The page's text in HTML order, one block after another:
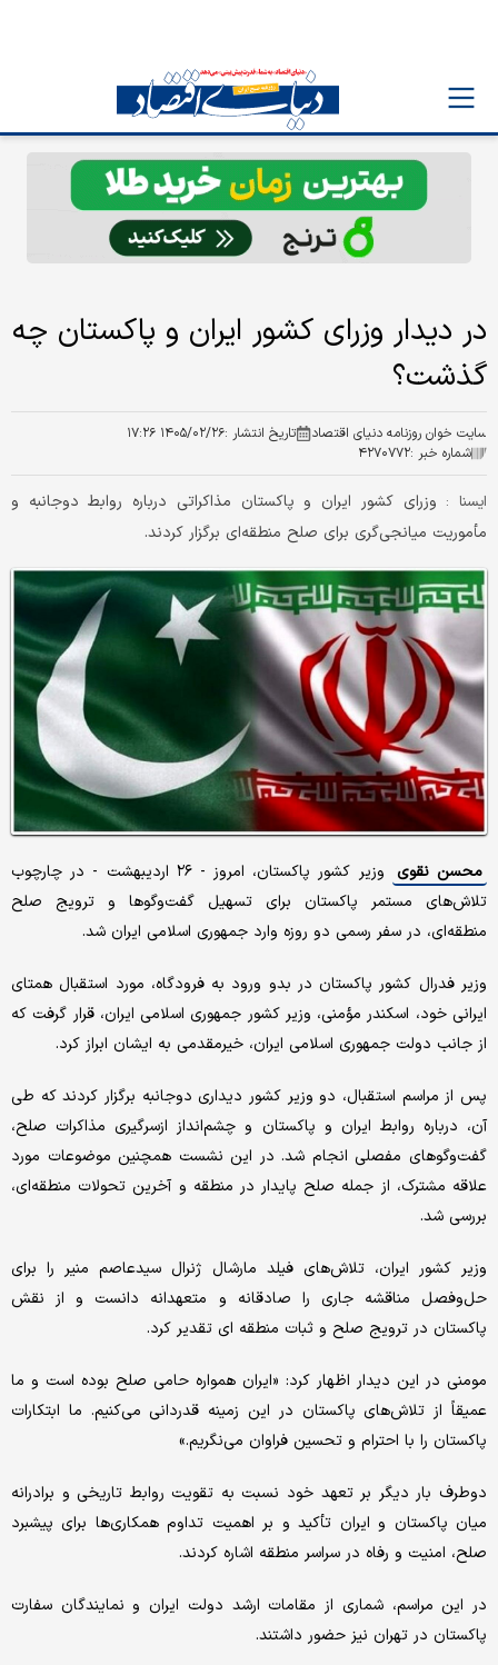
در دیدار وزرای کشور ایران و پاکستان چه
گذشت؟
سایت خوان روزنامه دنیای اقتصاد تاریخ انتشار :۱۴۰۵/۰۲/۲۶ ۱۷:۲۶
شماره خبر :۴۲۷۰۷۷۲
ايسنا : وزرای کشور ایران و پاکستان مذاکراتی درباره روابط دوجانبه و
مأموریت میانجی‌گری برای صلح منطقه‌ای برگزار کردند.
محسن نقوی
وزیر کشور پاکستان، امروز - ۲۶ اردیبهشت - در چارچوب
تلاش‌های مستمر پاکستان برای تسهیل گفت‌وگوها و ترویج صلح
منطقه‌ای، در سفر رسمی دو روزه وارد جمهوری اسلامی ایران شد.
وزیر فدرال کشور پاکستان در بدو ورود به فرودگاه، مورد استقبال همتای
ایرانی خود، اسکندر مؤمنی، وزیر کشور جمهوری اسلامی ایران، قرار گرفت که
از جانب دولت جمهوری اسلامی ایران، خیرمقدمی به ایشان ابراز کرد.
پس از مراسم استقبال، دو وزیر کشور دیداری دوجانبه برگزار کردند که طی
آن، درباره روابط ایران و پاکستان و چشم‌انداز ازسرگیری مذاکرات صلح،
گفت‌وگوهای مفصلی انجام شد. در این نشست همچنین موضوعات مورد
علاقه مشترک، از جمله صلح پایدار در منطقه و آخرین تحولات منطقه‌ای،
بررسی شد.
وزیر کشور ایران، تلاش‌های فیلد مارشال ژنرال سیدعاصم منیر را برای
حل‌وفصل مناقشه جاری را صادقانه و متعهدانه دانست و از نقش
پاکستان در ترویج صلح و ثبات منطقه ای تقدیر کرد.
مومنی در این دیدار اظهار کرد: «ایران همواره حامی صلح بوده است و ما
عمیقاً از تلاش‌های پاکستان در این زمینه قدردانی می‌کنیم. ما ابتکارات
پاکستان را با احترام و تحسین فراوان می‌نگریم.»
دوطرف بار دیگر بر تعهد خود نسبت به تقویت روابط تاریخی و برادرانه
میان پاکستان و ایران تأکید و بر اهمیت تداوم همکاری‌ها برای پیشبرد
صلح، امنیت و رفاه در سراسر منطقه اشاره کردند.
در این مراسم، شماری از مقامات ارشد دولت ایران و نمایندگان سفارت
پاکستان در تهران نیز حضور داشتند.